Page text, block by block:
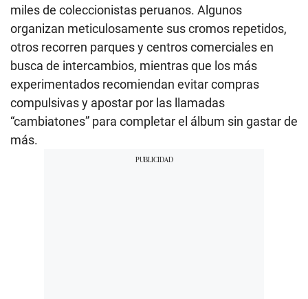
miles de coleccionistas peruanos. Algunos
organizan meticulosamente sus cromos repetidos,
otros recorren parques y centros comerciales en
busca de intercambios, mientras que los más
experimentados recomiendan evitar compras
compulsivas y apostar por las llamadas
“cambiatones” para completar el álbum sin gastar de
más.